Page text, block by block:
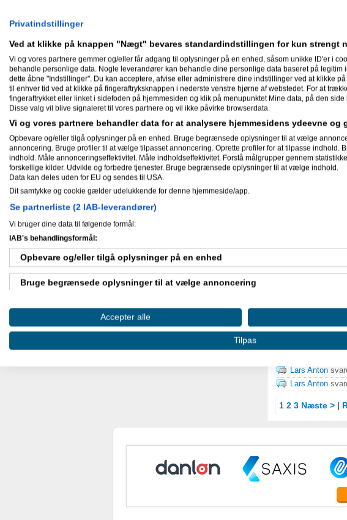
21-03-2011
Lars Anton
ophavsret m.m.
20-03-2011
(Ikke internet).
18-03-2011
Lars Anton
Lars Anton
Lars Anton
Lars Anton
Lars Anton
1 2 3 Næste > |
Privatindstillinger
Ved at klikke på knappen "Nægt" bevares standardindstillingen for kun strengt
Vi og vores partnere gemmer og/eller får adgang til oplysninger på en enhed, såsom unikke ID'er i
behandle personlige data. Nogle leverandører kan behandle dine personlige data baseret på legitim
dette åbne "Indstillinger". Du kan acceptere, afvise eller administrere dine indstillinger ved at klikke
til enhver tid ved at klikke på fingeraftryksknappen i nederste venstre hjørne af webstedet. For at
fingeraftrykket eller linket i sidefoden på hjemmesiden og klik på menupunktet Mine data, på den
Disse valg vil blive signaleret til vores partnere og vil ikke påvirke browserdata.
Vi og vores partnere behandler data for at analysere hjemmesidens ydeevne og
Opbevare og/eller tilgå oplysninger på en enhed. Bruge begrænsede oplysninger til at vælge
annoncering. Bruge profiler til at vælge tilpasset annoncering. Oprette profiler for at tilpasse indhold.
indhold. Måle annonceringseffektivitet. Måle indholdseffektivitet. Forstå målgrupper gennem
forskellige kilder. Udvikle og forbedre tjenester. Bruge begrænsede oplysninger til at vælge indhold.
Data kan deles uden for EU og sendes til USA.
Dit samtykke og cookie gælder udelukkende for denne hjemmeside/app.
Se partnerliste (2 IAB-leverandører)
Vi bruger dine data til følgende formål:
IAB's behandlingsformål:
Opbevare og/eller tilgå oplysninger på en enhed
Bruge begrænsede oplysninger til at vælge annoncering
Oprette profiler til tilpasset annoncering
Bruge profiler til at vælge tilpasset annoncering
Forstå målgrupper gennem statistikker eller kombinationer af oplysninger fra
Accepter alle
Tilpas